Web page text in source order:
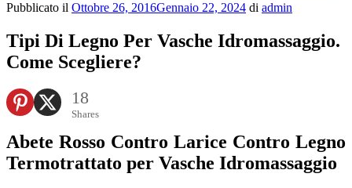
Pubblicato il Ottobre 26, 2016Gennaio 22, 2024 di admin
Tipi Di Legno Per Vasche Idromassaggio.
Come Scegliere?
18
Shares
Abete Rosso Contro Larice Contro Legno
Termotrattato per Vasche Idromassaggio